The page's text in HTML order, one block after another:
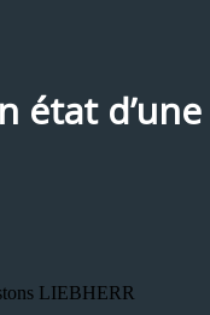
état
LIEBHERR